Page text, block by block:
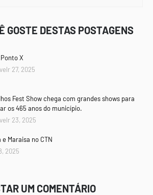
GOSTE DESTAS POSTAGENS
X
27, 2025
Fest Show chega com grandes shows para
os 465 anos do município.
23, 2025
e Maraisa no CTN
2025
UM COMENTÁRIO